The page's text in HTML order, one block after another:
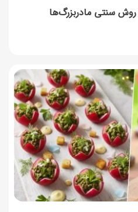
روش سنتی مادربزرگ‌ها